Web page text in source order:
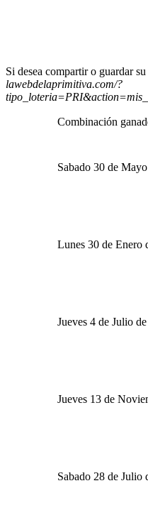
Si desea compartir o guardar
lawebdelaprimitiva.com/?
Combinación
Sabado 30 de
Lunes 30 de Enero
Jueves 4 de Julio
Jueves 13 de
Sabado 28 de Julio